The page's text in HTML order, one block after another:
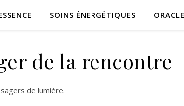
SOINS ÉNERGÉTIQUES ORACLE
de la rencontre
de lumière.